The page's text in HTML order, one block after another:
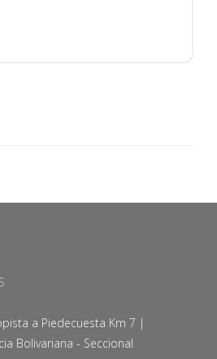
a Piedecuesta Km 7 |
Bolivariana - Seccional